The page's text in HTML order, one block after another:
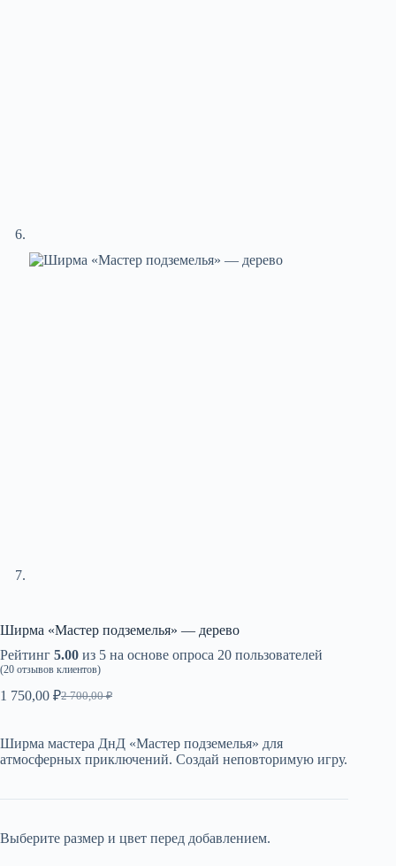
Ширма «Мастер подземелья» — дерево
Рейтинг 5.00 из 5 на основе опроса 20 пользователей
(20 отзывов клиентов)
2 700,00₽
Первоначальная
2
700,00 ₽.
1 750,00 ₽
Текущая
750,00 ₽.
Ширма мастера ДнД «Мастер подземелья» для
атмосферных приключений. Создай неповторимую игру.
Выберите размер и цвет перед добавлением.